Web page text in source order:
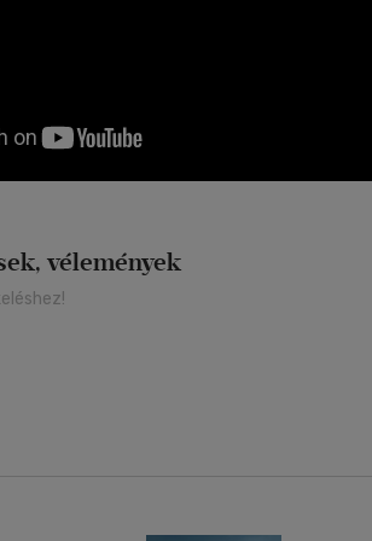
vélemények